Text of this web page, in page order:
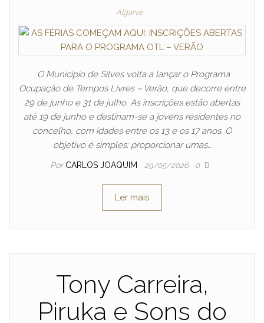
Algarve
O Município de Silves volta a lançar o Programa
Ocupação de Tempos Livres – Verão, que decorre entre
29 de junho e 31 de julho. As inscrições estão abertas
até 19 de junho e destinam-se a jovens residentes no
concelho, com idades entre os 13 e os 17 anos. O
objetivo é simples: proporcionar umas…
Por CARLOS JOAQUIM 29/05/2026 0
Ler mais
Tony Carreira,
Piruka e Sons do